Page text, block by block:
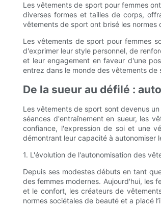
Les vêtements de sport pour femmes
diverses formes et tailles de corps,
vêtements de sport ont brisé les normes
Les vêtements de sport pour femmes
d'exprimer leur style personnel, de
et leur engagement en faveur d'une
entrez dans le monde des vêtements de
De la sueur au défilé :
Les vêtements de sport sont devenus
séances d'entraînement en sueur, les
confiance, l'expression de soi et une
démontrant leur capacité à autonomiser
1. L'évolution de l'autonomisation des
Depuis ses modestes débuts en tant
des femmes modernes. Aujourd'hui, les
et le confort, les créateurs de
normes sociétales de beauté et a placé